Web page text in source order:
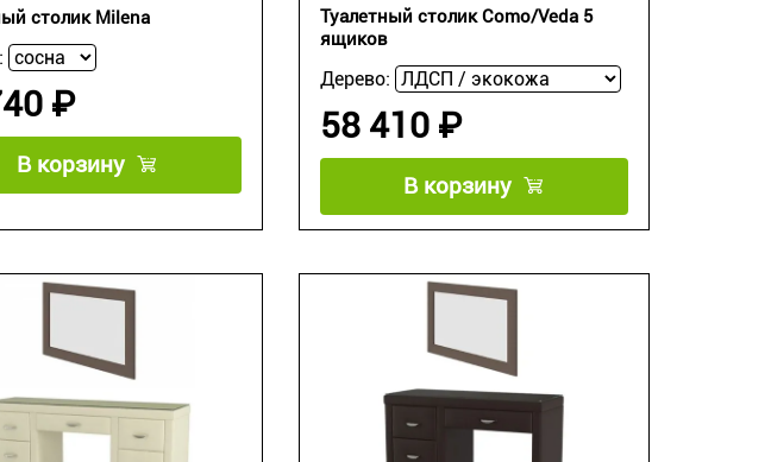
столик Milena
₽
В корзину
Туалетный столик Como/Veda 5
ящиков
Дерево:
58 410 ₽
В корзину